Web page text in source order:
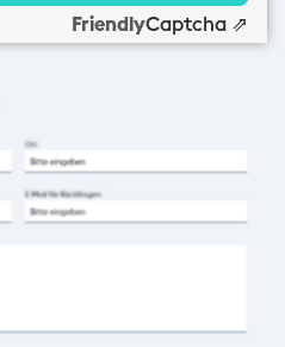
FriendlyCaptcha ⇗